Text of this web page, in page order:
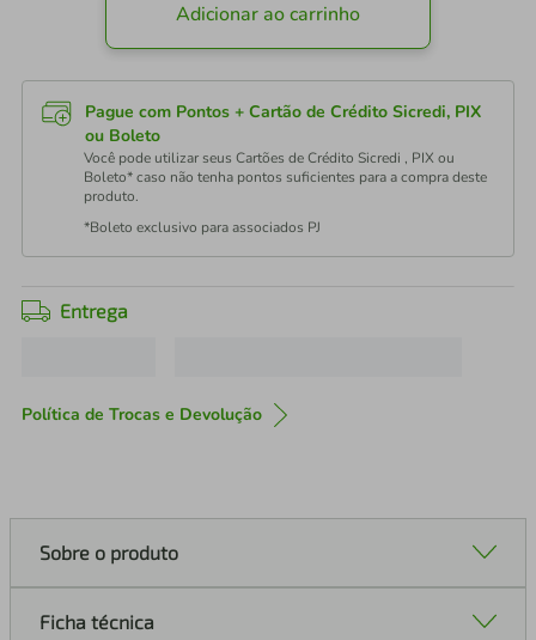
Adicionar ao carrinho
Pague com Pontos + Cartão de Crédito Sicredi, PIX
ou Boleto
Você pode utilizar seus Cartões de Crédito Sicredi , PIX ou
Boleto* caso não tenha pontos suficientes para a compra deste
produto.
*Boleto exclusivo para associados PJ
Entrega
Política de Trocas e Devolução
Sobre o produto
Ficha técnica